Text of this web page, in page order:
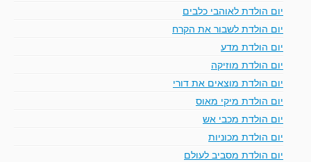
יום הולדת לאוהבי כלבים
יום הולדת לשבור את הקרח
יום הולדת מדע
יום הולדת מוזיקה
יום הולדת מוצאים את דורי
יום הולדת מיקי מאוס
יום הולדת מכבי אש
יום הולדת מכוניות
יום הולדת מסביב לעולם